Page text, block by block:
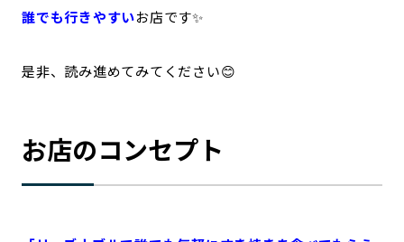
誰でも行きやすいお店です✨
是非、読み進めてみてください😊
お店のコンセプト